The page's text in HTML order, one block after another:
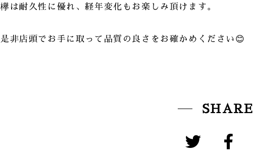
欅は耐久性に優れ、経年変化もお楽しみ頂けます。
是非店頭でお手に取って品質の良さをお確かめください😊
SHARE